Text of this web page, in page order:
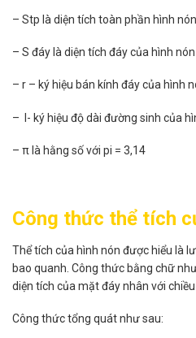
– Stp là diện tích toàn phần hình nón
– S đáy là diện tích đáy của hình nón
– r – ký hiệu bán kính đáy của hình
– l- ký hiệu độ dài đường sinh của
– π là hằng số với pi = 3,14
Công thức thể tích
Thể tích của hình nón được hiểu là
bao quanh. Công thức bằng chữ
diện tích của mặt đáy nhân với chiều
Công thức tổng quát như sau: